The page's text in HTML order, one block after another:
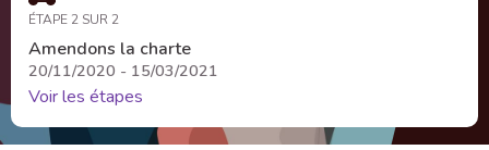
ÉTAPE 2 SUR 2
Amendons la charte
20/11/2020 - 15/03/2021
Voir les étapes